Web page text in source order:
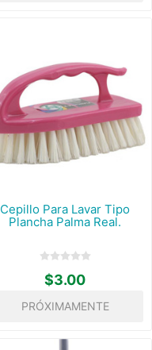
Cepillo Para Lavar Tipo
Plancha Palma Real.
$3.00
PRÓXIMAMENTE